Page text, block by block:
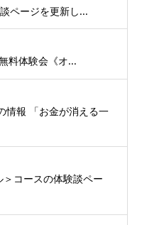
ページを更新し...
料体験会《オ...
情報 「お金が消える一
コースの体験談ペー